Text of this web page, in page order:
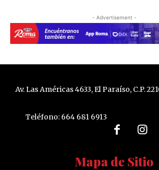
- Advertisement -
Av. Las Américas 4633, El Paraíso, C.P.
Teléfono: 664 681 6913
Mapa de Sitio